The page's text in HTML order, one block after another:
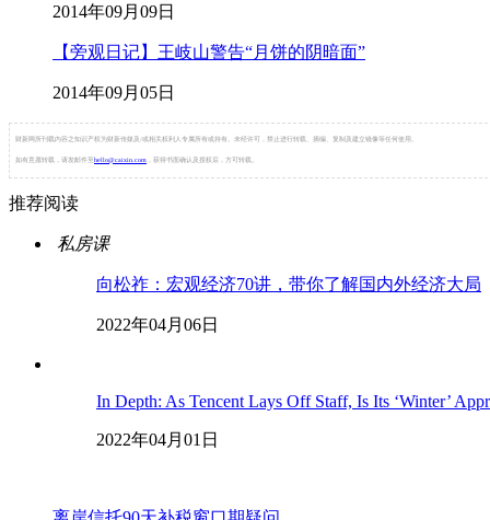
2014年09月09日
【旁观日记】王岐山警告“月饼的阴暗面”
2014年09月05日
财新网所刊载内容之知识产权为财新传媒及/或相关权利人专属所有或持有。未经许可，禁止进行转载、摘编、复制及建立镜像等任何使用。
如有意愿转载，请发邮件至 hello@caixin.com ，获得书面确认及授权后，方可转载。
推荐阅读
私房课
向松祚：宏观经济70讲，带你了解国内外经济大局
2022年04月06日
In Depth: As Tencent Lays Off Staff, Is Its ‘Winter’
2022年04月01日